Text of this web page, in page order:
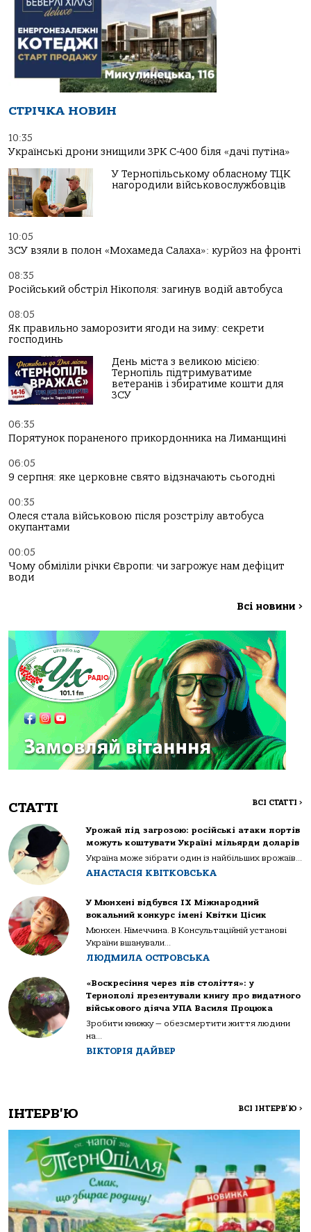
СТРІЧКА НОВИН
10:35
Українські дрони знищили ЗРК С-400 біля «дачі путіна»
У Тернопільському обласному ТЦК
нагородили військовослужбовців
10:05
ЗСУ взяли в полон «Мохамеда Салаха»: курйоз на фронті
08:35
Російський обстріл Нікополя: загинув водій автобуса
08:05
Як правильно заморозити ягоди на зиму: секрети
господинь
День міста з великою місією:
Тернопіль підтримуватиме
ветеранів і збиратиме кошти для
ЗСУ
06:35
Порятунок пораненого прикордонника на Лиманщині
06:05
9 серпня: яке церковне свято відзначають сьогодні
00:35
Олеся стала військовою після розстрілу автобуса
окупантами
00:05
Чому обміліли річки Європи: чи загрожує нам дефіцит
води
Всі новини >
СТАТТІ ВСІ СТАТТІ >
Урожай під загрозою: російські атаки портів
можуть коштувати Україні мільярди доларів
Україна може зібрати один із найбільших врожаїв...
АНАСТАСІЯ КВІТКОВСЬКА
У Мюнхені відбувся IX Міжнародний
вокальний конкурс імені Квітки Цісик
Мюнхен. Німеччина. В Консультаційній установі
України вшанували...
ЛЮДМИЛА ОСТРОВСЬКА
«Воскресіння через пів століття»: у
Тернополі презентували книгу про видатного
військового діяча УПА Василя Процюка
Зробити книжку — обезсмертити життя людини
на...
ВІКТОРІЯ ДАЙВЕР
ІНТЕРВ'Ю ВСІ ІНТЕРВ'Ю >